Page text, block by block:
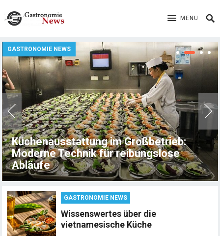
MENU
Küchenausstattung im Großbetrieb:
Moderne Technik für reibungslose
Abläufe
GASTRONOMIE NEWS
GASTRONOMIE NEWS
Wissenswertes über die
vietnamesische Küche